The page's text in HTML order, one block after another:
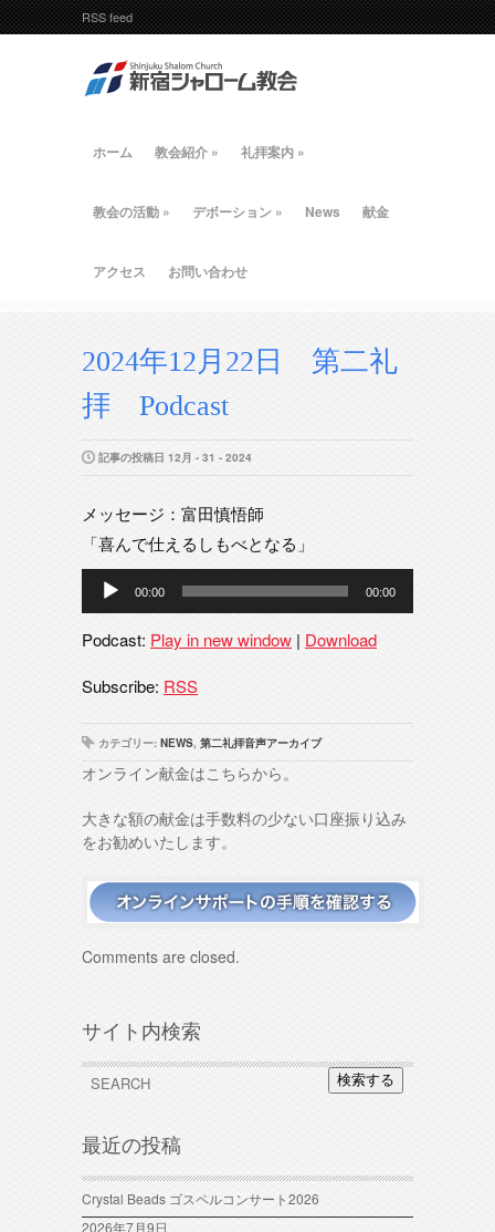
RSS feed
ホーム 教会紹介 » 礼拝案内 »
教会の活動 » デボーション » News 献金
アクセス お問い合わせ
2024年12月22日 第二礼
拝 Podcast
記事の投稿日 12月 - 31 - 2024
メッセージ：富田慎悟師
「喜んで仕えるしもべとなる」
レ
ー
ー
00:00 00:00
Podcast: Play in new window | Download
Subscribe: RSS
カテゴリー: NEWS, 第二礼拝音声アーカイブ
オンライン献金はこちらから。
大きな額の献金は手数料の少ない口座振り込み
をお勧めいたします。
Comments are closed.
サイト内検索
検索する
最近の投稿
Crystal Beads ゴスペルコンサート2026
2026年7月9日